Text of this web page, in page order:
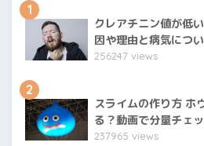
1
クレアチニン値が低
因や理由と病気につ
256247 views
2
スライムの作り方 ホ
る？動画で分量チェッ
237965 views